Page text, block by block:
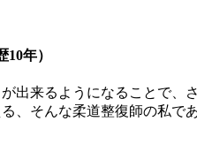
年）
出来るようになることで
、そんな柔道整復師の私で